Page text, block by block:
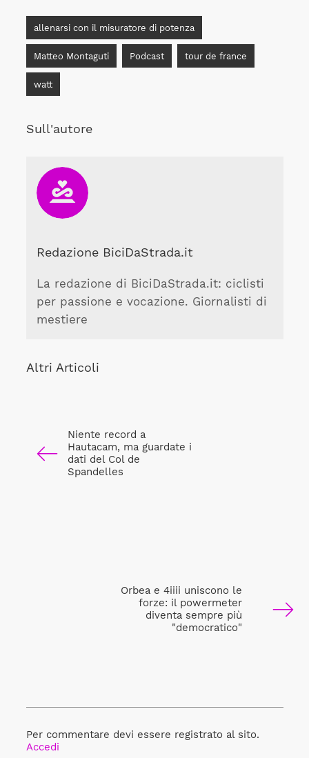
allenarsi con il misuratore di potenza
Matteo Montaguti Podcast tour de france
watt
Sull'autore
Redazione BiciDaStrada.it
La redazione di BiciDaStrada.it: ciclisti
per passione e vocazione. Giornalisti di
mestiere
Altri Articoli
Niente record a
Hautacam, ma guardate i
dati del Col de
Spandelles
Orbea e 4iiii uniscono le
forze: il powermeter
diventa sempre più
"democratico"
Per commentare devi essere registrato al sito.
Accedi